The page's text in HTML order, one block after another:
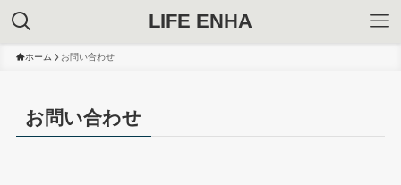
LIFE ENHA
ホーム お問い合わせ
お問い合わせ